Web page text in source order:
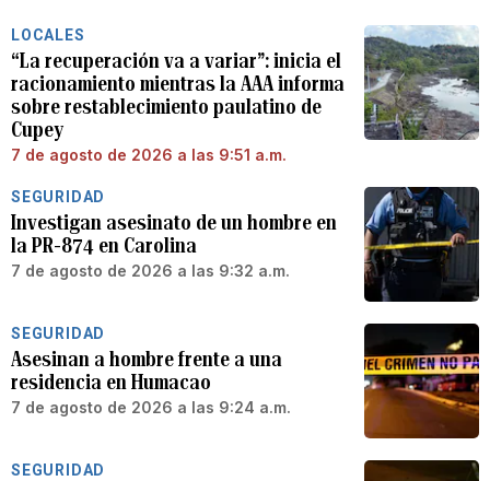
LOCALES
“La recuperación va a variar”: inicia el
racionamiento mientras la AAA informa
sobre restablecimiento paulatino de
Cupey
7 de agosto de 2026 a las 9:51 a.m.
SEGURIDAD
Investigan asesinato de un hombre en
la PR-874 en Carolina
7 de agosto de 2026 a las 9:32 a.m.
SEGURIDAD
Asesinan a hombre frente a una
residencia en Humacao
7 de agosto de 2026 a las 9:24 a.m.
SEGURIDAD